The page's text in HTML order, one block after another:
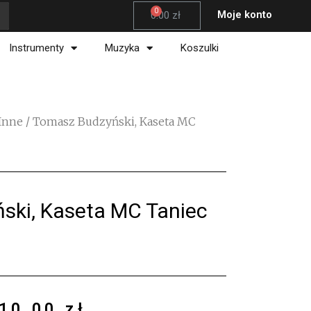
0.00 zł
Wózek Moje konto
Instrumenty Muzyka Koszulki
/ Tomasz Budzyński, Kaseta MC
Kaseta MC Taniec